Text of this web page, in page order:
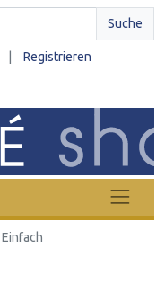
Suche
Registrieren
Einfach